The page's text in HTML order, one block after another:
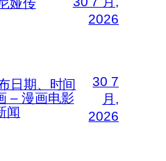
娅传
2026
日期、时间
– 漫画电影
闻
30 7
月,
2026